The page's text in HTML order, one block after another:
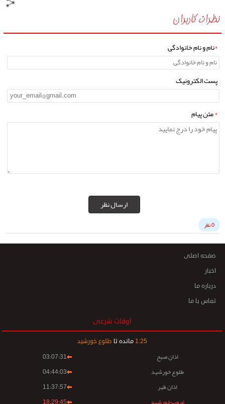
نظرات کاربران
*نام و نام خانوادگی
پست الکترونیک
*متن پیام
ارسال نظر
0 نظر
صفحه اصلی
اخبار
درباره ما
تماس با ما
اوقات شرعی
1:25 مانده تا طلوع خورشید
اذان صبح
03:07:31
طلوع خورشید
04:44:03
اذان ظهر
11:37:57